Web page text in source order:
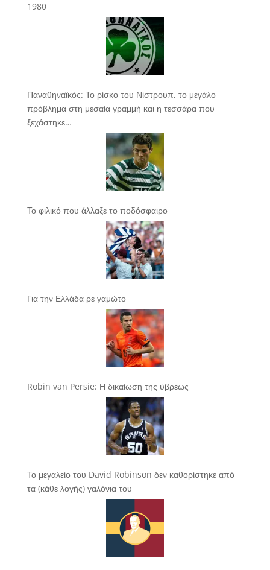
1980
Παναθηναϊκός: Το ρίσκο του Νίστρουπ, το μεγάλο
πρόβλημα στη μεσαία γραμμή και η τεσσάρα που
ξεχάστηκε…
Το φιλικό που άλλαξε το ποδόσφαιρο
Για την Ελλάδα ρε γαμώτο
Robin van Persie: Η δικαίωση της ύβρεως
Το μεγαλείο του David Robinson δεν καθορίστηκε από
τα (κάθε λογής) γαλόνια του